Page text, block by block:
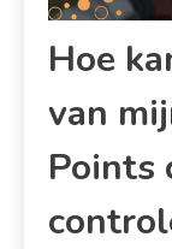
Hoe
van
Points